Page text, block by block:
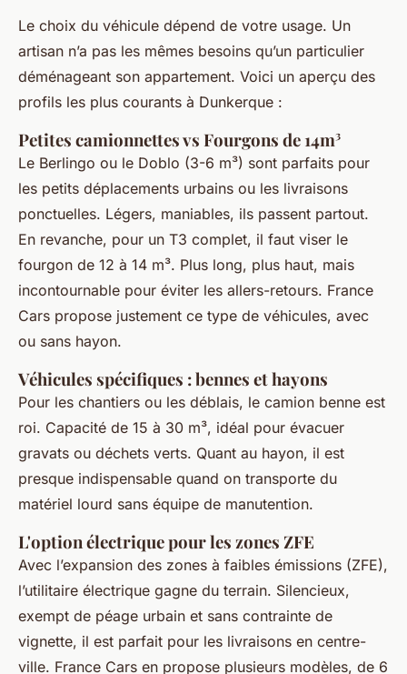
Le choix du véhicule dépend de votre usage. Un
artisan n’a pas les mêmes besoins qu’un particulier
déménageant son appartement. Voici un aperçu des
profils les plus courants à Dunkerque :
Petites camionnettes vs Fourgons de 14m³
Le Berlingo ou le Doblo (3-6 m³) sont parfaits pour
les petits déplacements urbains ou les livraisons
ponctuelles. Légers, maniables, ils passent partout.
En revanche, pour un T3 complet, il faut viser le
fourgon de 12 à 14 m³. Plus long, plus haut, mais
incontournable pour éviter les allers-retours. France
Cars propose justement ce type de véhicules, avec
ou sans hayon.
Véhicules spécifiques : bennes et hayons
Pour les chantiers ou les déblais, le camion benne est
roi. Capacité de 15 à 30 m³, idéal pour évacuer
gravats ou déchets verts. Quant au hayon, il est
presque indispensable quand on transporte du
matériel lourd sans équipe de manutention.
L'option électrique pour les zones ZFE
Avec l’expansion des zones à faibles émissions (ZFE),
l’utilitaire électrique gagne du terrain. Silencieux,
exempt de péage urbain et sans contrainte de
vignette, il est parfait pour les livraisons en centre-
ville. France Cars en propose plusieurs modèles, de 6